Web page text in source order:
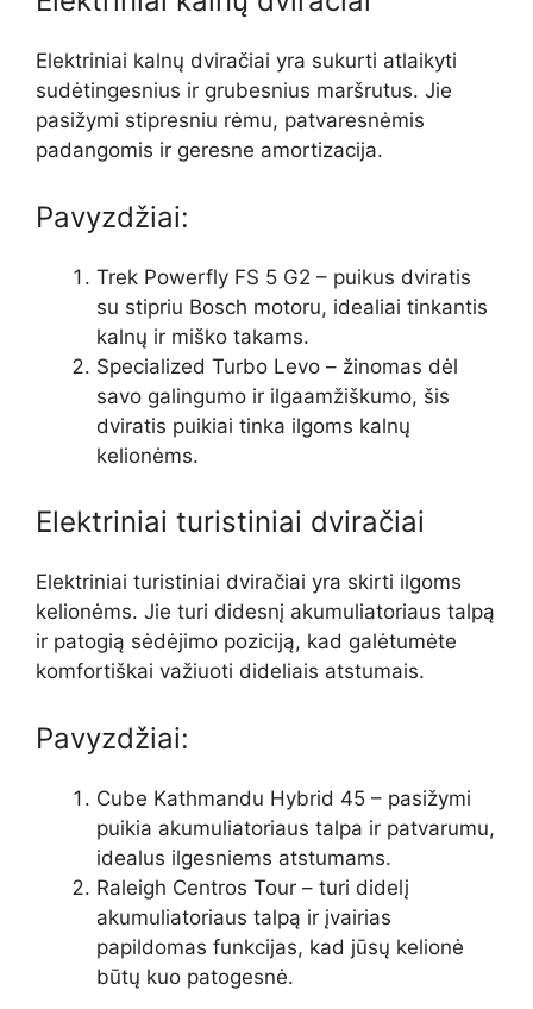
Elektriniai kalnų dviračiai yra sukurti atlaikyti
sudėtingesnius ir grubesnius maršrutus. Jie
pasižymi stipresniu rėmu, patvaresnėmis
padangomis ir geresne amortizacija.
Pavyzdžiai:
Trek Powerfly FS 5 G2 – puikus dviratis
su stipriu Bosch motoru, idealiai tinkantis
kalnų ir miško takams.
Specialized Turbo Levo – žinomas dėl
savo galingumo ir ilgaamžiškumo, šis
dviratis puikiai tinka ilgoms kalnų
kelionėms.
Elektriniai turistiniai dviračiai
Elektriniai turistiniai dviračiai yra skirti ilgoms
kelionėms. Jie turi didesnį akumuliatoriaus talpą
ir patogią sėdėjimo poziciją, kad galėtumėte
komfortiškai važiuoti dideliais atstumais.
Pavyzdžiai:
Cube Kathmandu Hybrid 45 – pasižymi
puikia akumuliatoriaus talpa ir patvarumu,
idealus ilgesniems atstumams.
Raleigh Centros Tour – turi didelį
akumuliatoriaus talpą ir įvairias
papildomas funkcijas, kad jūsų kelionė
būtų kuo patogesnė.